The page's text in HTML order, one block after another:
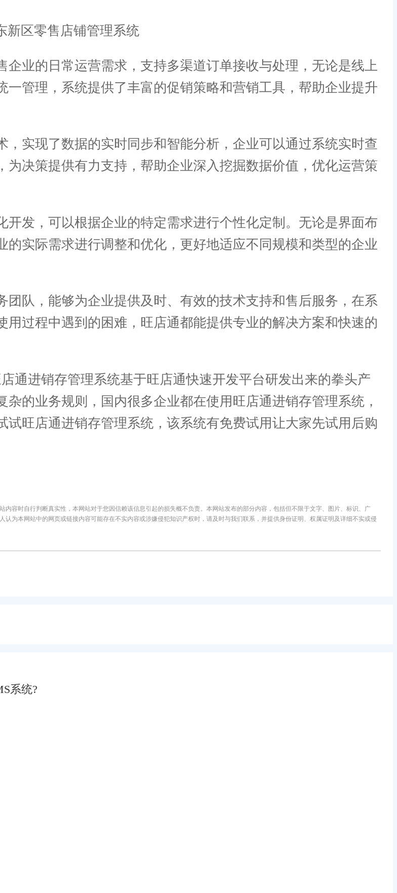
业的日常运营需求，支持多渠道订单接收与处理，无论是线上
管理，系统提供了丰富的促销策略和营销工具，帮助企业提升
实现了数据的实时同步和智能分析，企业可以通过系统实时查
决策提供有力支持，帮助企业深入挖掘数据价值，优化运营策
发，可以根据企业的特定需求进行个性化定制。无论是界面布
实际需求进行调整和优化，更好地适应不同规模和类型的企业
队，能够为企业提供及时、有效的技术支持和售后服务，在系
过程中遇到的困难，旺店通都能提供专业的解决方案和快速的
进销存管理系统基于旺店通快速开发平台研发出来的拳头产
的业务规则，国内很多企业都在使用旺店通进销存管理系统，
旺店通进销存管理系统，该系统有免费试用让大家先试用后购
容时自行判断真实性，本网站对于您因信赖该信息引起的损失概不负责。本网站发布的部分内容，包括但不限于文字、图片、标识、广
为本网站中的网页或链接内容可能存在不实内容或涉嫌侵犯知识产权时，请及时与我们联系，并提供身份证明、权属证明及详细不实或侵
系统?